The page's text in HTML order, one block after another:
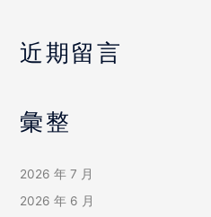
近期留言
彙整
2026 年 7 月
2026 年 6 月